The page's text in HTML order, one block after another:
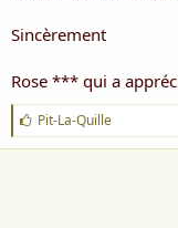
Sincèrement
Rose *** qui a
J
'
a
Pit-La-Quille